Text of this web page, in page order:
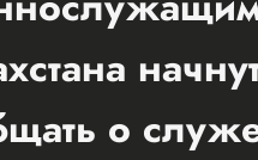
о